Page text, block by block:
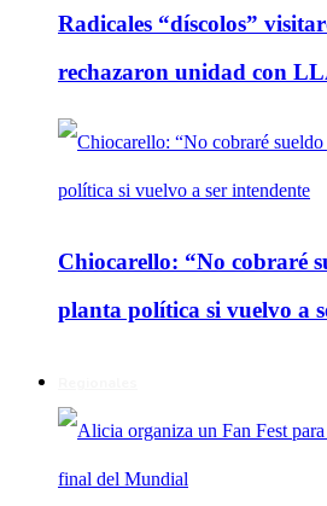
Radicales “díscolos”
rechazaron unidad con
Chiocarello: “No cobraré
planta política si vuelvo a